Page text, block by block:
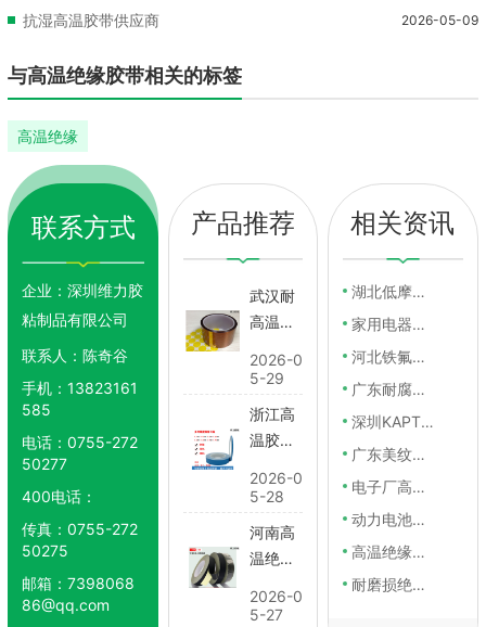
抗湿高温胶带供应商 2026-05-09
与高温绝缘胶带相关的标签
高温绝缘
胶带
联系方式
企业：深圳维力胶
粘制品有限公司
联系人：陈奇谷
手机：13823161
585
电话：0755-272
50277
400电话：
传真：0755-272
50275
邮箱：7398068
86@qq.com
产品推荐
武汉耐
高温高
2026-0
5-29
浙江高
温胶带
2026-0
5-28
河南高
温绝缘
里有卖
2026-0
5-27
相关资讯
湖北低摩擦高温绝缘胶带
05-24
家用电器绝缘胶带多少钱
05-23
河北铁氟龙绝缘胶带
05-22
广东耐腐蚀高温胶带厂家推荐
05-21
深圳KAPTON高温胶带价格
05-20
广东美纹纸高温胶带哪里有卖
05-19
电子厂高温绝缘胶带大概多少钱
05-18
动力电池高温胶纸厂家推荐
05-17
高温绝缘胶带大概多少钱
05-16
耐磨损绝缘胶纸供应商推荐